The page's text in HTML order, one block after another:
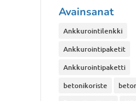
Avainsanat
Ankkurointilenkki
Ankkurointipaketit
Ankkurointipaketti
betonikoriste